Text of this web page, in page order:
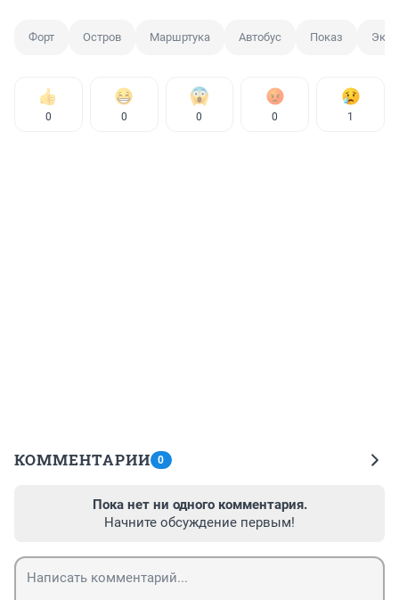
Форт Остров Маршртука Автобус Показ
0 0 0 0 1
КОММЕНТАРИИ 0
Пока нет ни одного комментария.
Начните обсуждение первым!